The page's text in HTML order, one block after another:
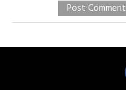
Post Comment